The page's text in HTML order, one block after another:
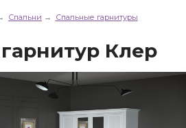
Спальни
Спальные гарнитуры
Клер